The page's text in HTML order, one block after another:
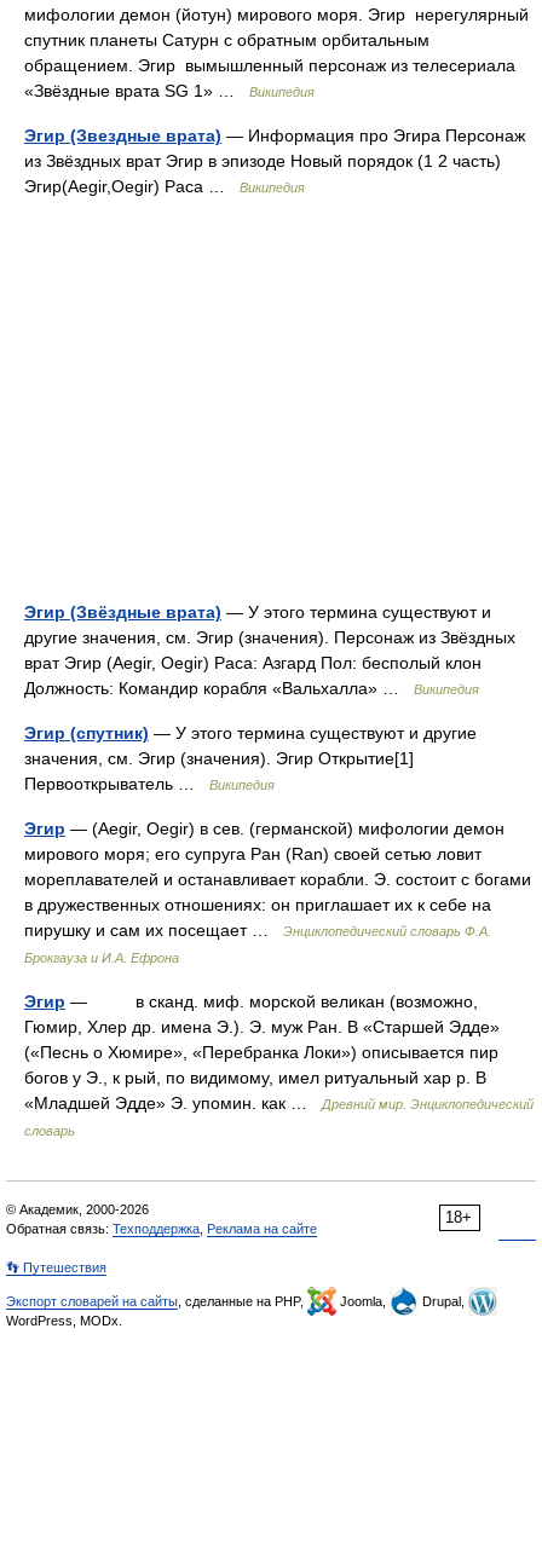
мифологии демон (йотун) мирового моря. Эгир нерегулярный
спутник планеты Сатурн с обратным орбитальным
обращением. Эгир вымышленный персонаж из телесериала
«Звёздные врата SG 1» …
Википедия
Эгир (Звездные врата) — Информация про Эгира Персонаж
из Звёздных врат Эгир в эпизоде Новый порядок (1 2 часть)
Эгир(Aegir,Oegir) Раса …
Википедия
Эгир (Звёздные врата) — У этого термина существуют и
другие значения, см. Эгир (значения). Персонаж из Звёздных
врат Эгир (Aegir, Oegir) Раса: Азгард Пол: бесполый клон
Должность: Командир корабля «Вальхалла» …
Википедия
Эгир (спутник) — У этого термина существуют и другие
значения, см. Эгир (значения). Эгир Открытие[1]
Первооткрыватель …
Википедия
Эгир — (Aegir, Oegir) в сев. (германской) мифологии демон
мирового моря; его супруга Ран (Ran) своей сетью ловит
мореплавателей и останавливает корабли. Э. состоит с богами
в дружественных отношениях: он приглашает их к себе на
пирушку и сам их посещает …
Энциклопедический словарь Ф.А.
Брокгауза и И.А. Ефрона
Эгир — в сканд. миф. морской великан (возможно,
Гюмир, Хлер др. имена Э.). Э. муж Ран. В «Старшей Эдде»
(«Песнь о Хюмире», «Перебранка Локи») описывается пир
богов у Э., к рый, по видимому, имел ритуальный хар р. В
«Младшей Эдде» Э. упомин. как …
Древний мир. Энциклопедический
словарь
18+
© Академик, 2000-2026
Обратная связь: Техподдержка Реклама на сайте
👣 Путешествия
Экспорт словарей на сайты , сделанные на PHP, Joomla,
Drupal,
WordPress, MODx.